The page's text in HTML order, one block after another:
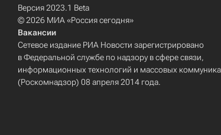
Версия 2023.1 Beta
© 2026 МИА «Россия сегодня»
Вакансии
Сетевое издание РИА Новости зарегистрировано
в Федеральной службе по надзору в сфере связи,
информационных технологий и массовых
(Роскомнадзор) 08 апреля 2014 года.